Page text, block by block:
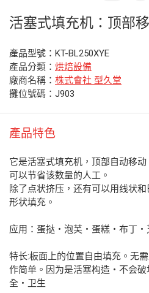
活塞式填充机：顶部
產品型號：KT-BL250XYE
產品分類： 烘焙設備
廠商名稱： 株式會社 型久堂
攤位號碼：J903
產品特色
它是活塞式填充机，顶部自动移
可以节省该数量的人工。
除了点状挤压，还有可以用线状
形状填充。
应用：蛋挞・泡芙・蛋糕・布丁
特长:板面上的位置自由填充。无
作简单。因为是活塞构造・不会
全・卫生